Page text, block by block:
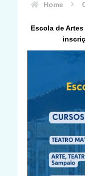
Home
Escola de